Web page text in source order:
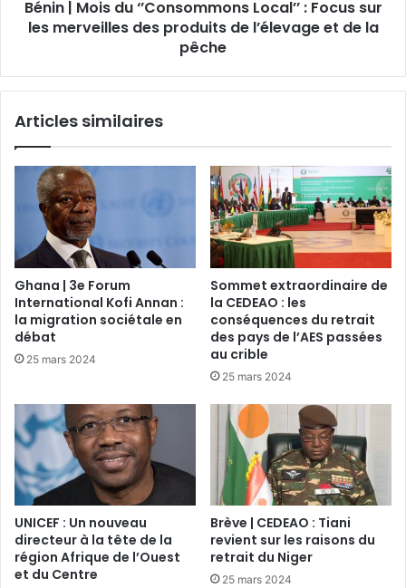
Bénin | Mois du ‘’Consommons Local’’ : Focus sur
les merveilles des produits de l’élevage et de la
pêche
Articles similaires
Ghana | 3e Forum
International Kofi Annan :
la migration sociétale en
débat
25 mars 2024
Sommet extraordinaire de
la CEDEAO : les
conséquences du retrait
des pays de l’AES passées
au crible
25 mars 2024
UNICEF : Un nouveau
directeur à la tête de la
région Afrique de l’Ouest
et du Centre
Brève | CEDEAO : Tiani
revient sur les raisons du
retrait du Niger
25 mars 2024